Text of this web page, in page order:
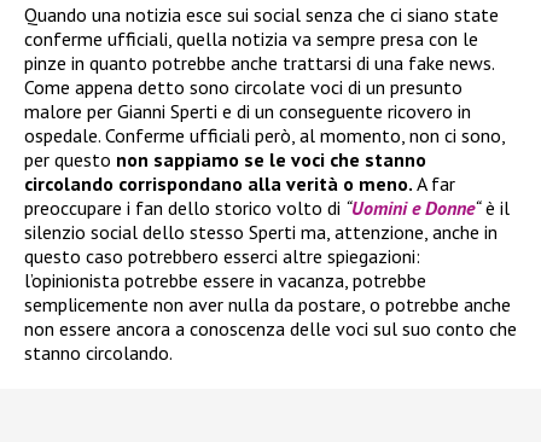
Quando una notizia esce sui social senza che ci siano state
conferme ufficiali, quella notizia va sempre presa con le
pinze in quanto potrebbe anche trattarsi di una fake news.
Come appena detto sono circolate voci di un presunto
malore per Gianni Sperti e di un conseguente ricovero in
ospedale. Conferme ufficiali però, al momento, non ci sono,
per questo non sappiamo se le voci che stanno
circolando corrispondano alla verità o meno. A far
preoccupare i fan dello storico volto di “Uomini e Donne“è il
silenzio social dello stesso Sperti ma, attenzione, anche in
questo caso potrebbero esserci altre spiegazioni:
l’opinionista potrebbe essere in vacanza, potrebbe
semplicemente non aver nulla da postare, o potrebbe anche
non essere ancora a conoscenza delle voci sul suo conto che
stanno circolando.